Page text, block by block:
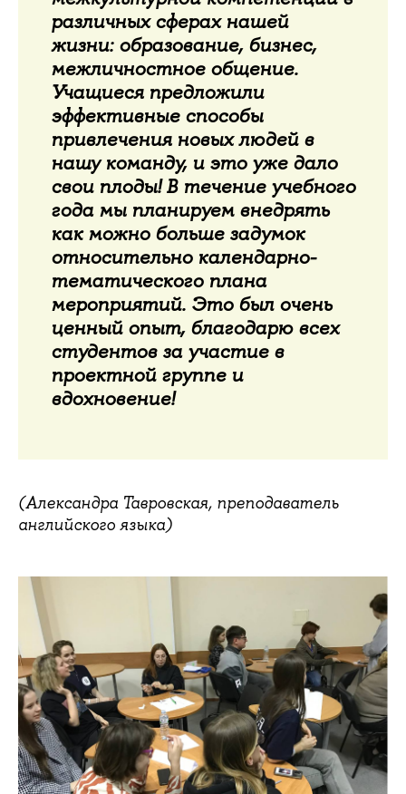
различных сферах нашей
жизни: образование, бизнес,
межличностное общение.
Учащиеся предложили
эффективные способы
привлечения новых людей в
нашу команду, и это уже дало
свои плоды! В течение учебного
года мы планируем внедрять
как можно больше задумок
относительно календарно-
тематического плана
мероприятий. Это был очень
ценный опыт, благодарю всех
студентов за участие в
проектной группе и
вдохновение!
(Александра Тавровская, преподаватель
английского языка)